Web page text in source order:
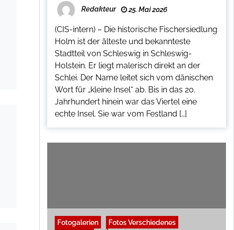
Redakteur 25. Mai 2026
(CIS-intern) – Die historische Fischersiedlung
Holm ist der älteste und bekannteste
Stadtteil von Schleswig in Schleswig-
Holstein. Er liegt malerisch direkt an der
Schlei. Der Name leitet sich vom dänischen
Wort für „kleine Insel“ ab. Bis in das 20.
Jahrhundert hinein war das Viertel eine
echte Insel. Sie war vom Festland […]
Fotogalerien
Fotos Verschiedenes